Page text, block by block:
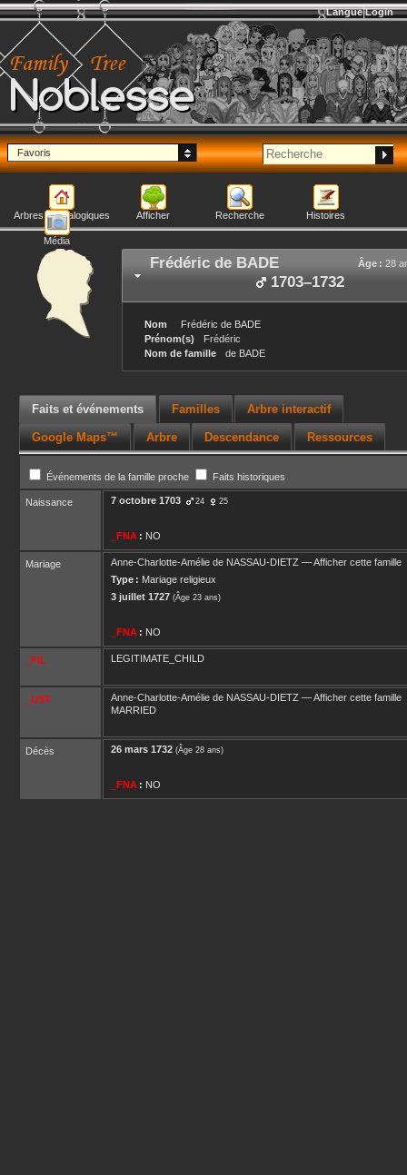
Noblesse
Langue Login
Favoris
Arbres généalogiques Afficher Recherche Histoires
Média
Frédéric de BADE Âge : 28
1703–1732
Nom Frédéric de BADE
Prénom(s)
Frédéric
Nom de famille
de BADE
Faits et événements Familles Arbre interactif
Google Maps™ Arbre Descendance Ressources
Événements de la famille proche Faits historiques
Naissance 7 octobre 1703 24 25
_FNA : NO
Mariage Anne-Charlotte-Amélie de NASSAU-DIETZ —Afficher cette famille
Type : Mariage religieux
3 juillet 1727 (Âge 23 ans)
_FNA : NO
_FIL LEGITIMATE_CHILD
_UST Anne-Charlotte-Amélie de NASSAU-DIETZ —Afficher cette famille
MARRIED
Décès 26 mars 1732 (Âge 28 ans)
_FNA : NO